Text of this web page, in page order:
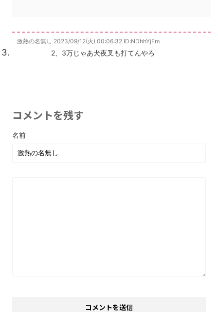
激熱の名無し 2023/09/12(火) 00:06:32 ID:NDhhYjFm
2、3万じゃあ犬夜叉も打てんやろ
コメントを残す
名前